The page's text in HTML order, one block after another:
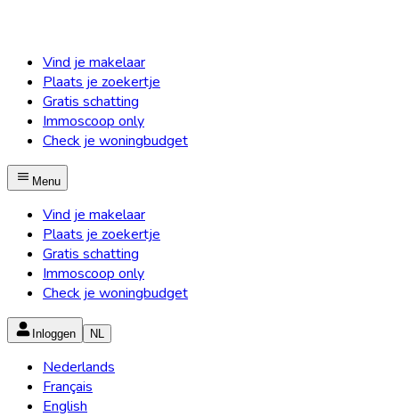
Vind je makelaar
Plaats je zoekertje
Gratis schatting
Immoscoop only
Check je woningbudget
Menu
Vind je makelaar
Plaats je zoekertje
Gratis schatting
Immoscoop only
Check je woningbudget
Inloggen NL
Nederlands
Français
English